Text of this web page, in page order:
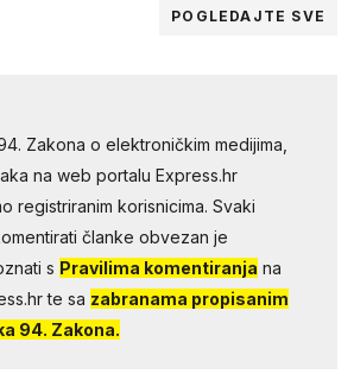
POGLEDAJTE SVE
Zakona o elektroničkim medijima,
na web portalu Express.hr
registriranim korisnicima. Svaki
članke obvezan je
s Pravilima komentiranja na
te sa zabranama propisanim
94. Zakona.